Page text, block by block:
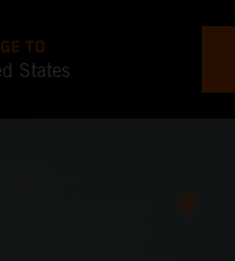
TO
States